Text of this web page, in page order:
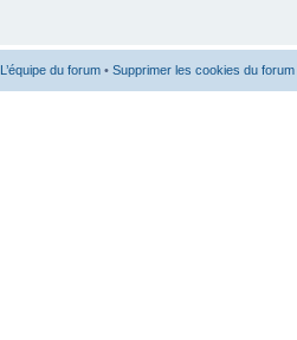
L’équipe du forum • Supprimer les cookies du forum